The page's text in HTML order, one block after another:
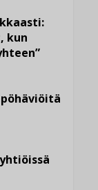
kun